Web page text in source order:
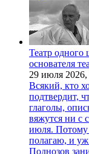
Театр одного
основателя
29 июля 2026,
Всякий, кто
подтвердит,
глаголы,
вяжутся ни с
июля. Потому
полагаю, и
Поднозов